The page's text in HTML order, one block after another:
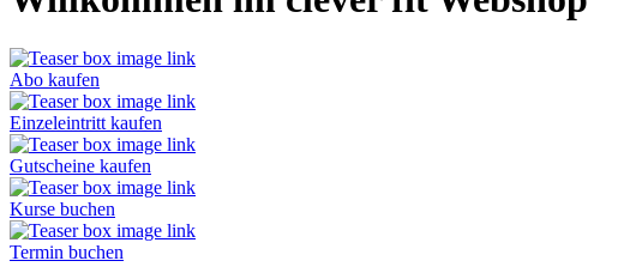
Abo kaufen
Einzeleintritt kaufen
Gutscheine kaufen
Kurse buchen
Termin buchen